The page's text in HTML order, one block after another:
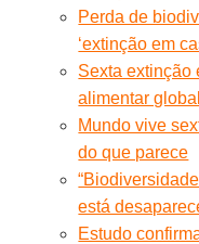
Perda de
‘extinção em
Sexta extinção
alimentar global
Mundo vive
do que parece
está
Estudo